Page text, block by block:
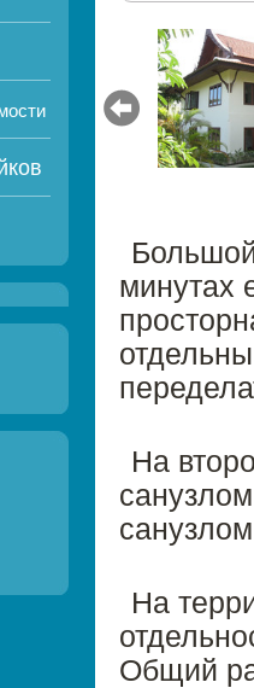
минутах
На
На
Общий